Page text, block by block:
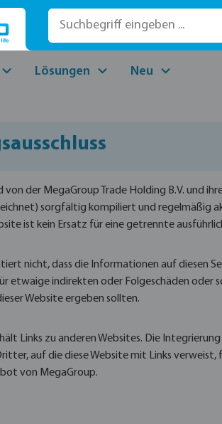
springen
Lösungen Neu
von der MegaGroup Trade Holding B.V. und
sorgfältig kompiliert und regelmäßig
ist kein Ersatz für eine getrennte
nicht, dass die Informationen auf diesen
etwaige indirekten oder Folgeschäden oder
Website ergeben sollten.
Links zu anderen Websites. Die
auf die diese Website mit Links verweist,
von MegaGroup.